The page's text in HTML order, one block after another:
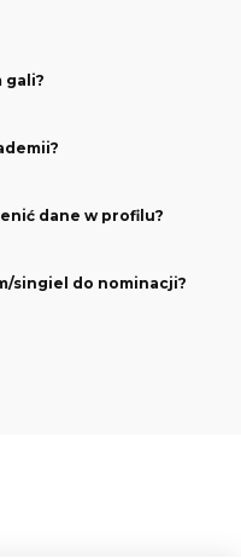
gali?
dane w profilu?
singiel do nominacji?